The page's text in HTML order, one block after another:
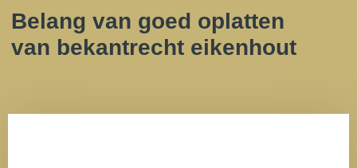
Belang van goed oplatten
van bekantrecht eikenhout